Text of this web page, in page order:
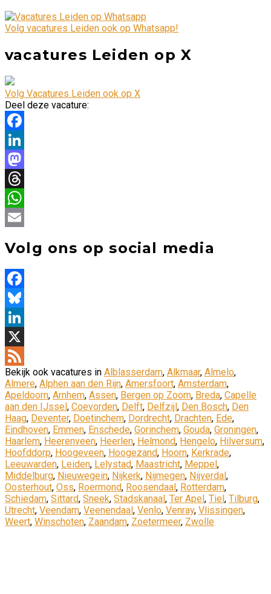
Volg vacatures Leiden ook op Whatsapp!
vacatures Leiden op X
Volg Vacatures Leiden ook op X
Deel deze vacature:
Facebook
LinkedIn
Mastodon
Threads
WhatsApp
Volg ons op social media
Facebook
Bluesky
LinkedIn
X
Feed
Bekijk ook vacatures in Alblasserdam, Alkmaar, Almelo,
Almere, Alphen aan den Rijn, Amersfoort, Amsterdam,
Apeldoorn, Arnhem, Assen, Bergen op Zoom, Breda, Capelle
aan den IJssel, Coevorden, Delft, Delfzijl, Den Bosch, Den
Haag, Deventer, Doetinchem, Dordrecht, Drachten, Ede,
Eindhoven, Emmen, Enschede, Gorinchem, Gouda, Groningen,
Haarlem, Heerenveen, Heerlen, Helmond, Hengelo, Hilversum,
Hoofddorp, Hoogeveen, Hoogezand, Hoorn, Kerkrade,
Leeuwarden, Leiden, Lelystad, Maastricht, Meppel,
Middelburg, Nieuwegein, Nijkerk, Nijmegen, Nijverdal,
Oosterhout, Oss, Roermond, Roosendaal, Rotterdam,
Schiedam, Sittard, Sneek, Stadskanaal, Ter Apel, Tiel, Tilburg,
Utrecht, Veendam, Veenendaal, Venlo, Venray, Vlissingen,
Weert, Winschoten, Zaandam, Zoetermeer, Zwolle